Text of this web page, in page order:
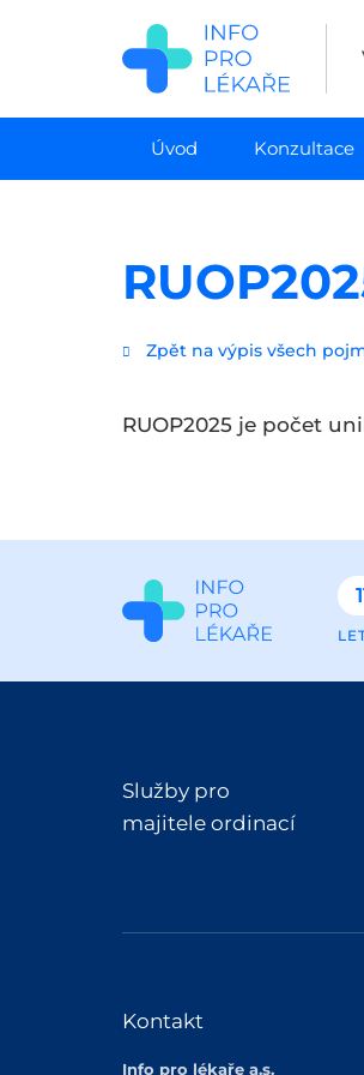
Úvod Konzultace
Zpět na výpis všech
RUOP2025 je počet
Služby pro
majitele ordinací
Kontakt
Info pro lékaře a.s.